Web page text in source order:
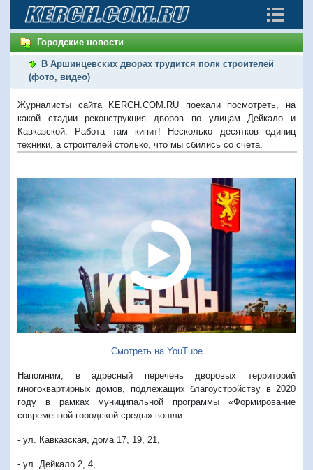
Городские новости
В Аршинцевских дворах трудится полк строителей
(фото, видео)
Журналисты сайта KERCH.COM.RU поехали посмотреть, на
какой стадии реконструкция дворов по улицам Дейкало и
Кавказской. Работа там кипит! Несколько десятков единиц
техники, а строителей столько, что мы сбились со счета.
Смотреть на YouTube
Напомним, в адресный перечень дворовых территорий
многоквартирных домов, подлежащих благоустройству в 2020
году в рамках муниципальной программы «Формирование
современной городской среды» вошли:
- ул. Кавказская, дома 17, 19, 21,
- ул. Дейкало 2, 4,